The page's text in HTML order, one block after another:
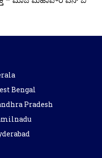
Bengal
Pradesh